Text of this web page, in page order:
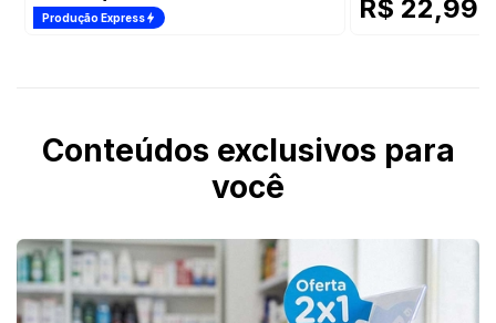
Produção Express R$ 22,99
Conteúdos exclusivos para
você